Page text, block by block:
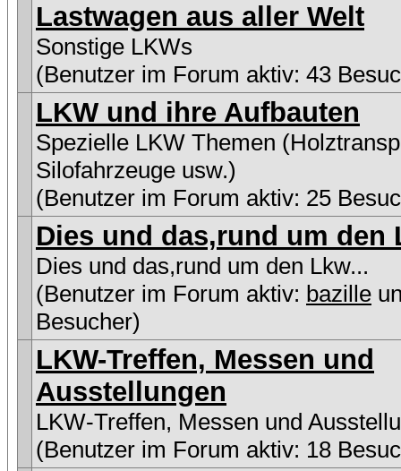
Lastwagen aus aller Welt
Sonstige LKWs
(Benutzer im Forum aktiv: 43
LKW und ihre Aufbauten
Spezielle LKW Themen
Silofahrzeuge usw.)
(Benutzer im Forum aktiv: 25
Dies und das,rund um den
Dies und das,rund um den Lkw...
(Benutzer im Forum aktiv: bazille
Besucher)
LKW-Treffen, Messen und
Ausstellungen
LKW-Treffen, Messen und
(Benutzer im Forum aktiv: 18